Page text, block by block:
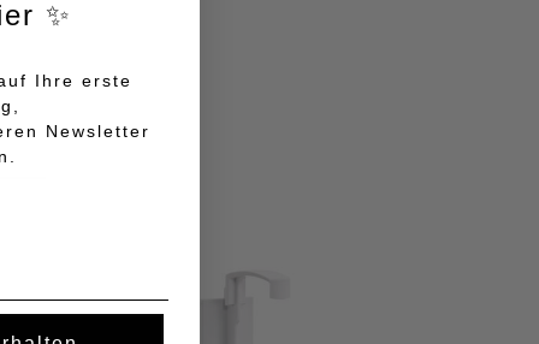
✨
Ihre erste
Newsletter